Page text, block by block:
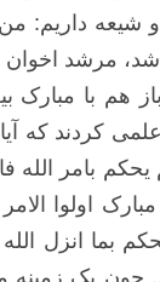
آمدند. یک حدیث
مرشد اخوان
هم با مبارک
کردند که آیا
بامر الله
اولوا الامر
انزل
چون یک